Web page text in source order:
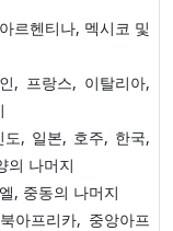
르헨티나, 멕시코 및
, 프랑스, 이탈리아,
도, 일본, 호주, 한국,
의 나머지
, 중동의 나머지
아프리카, 중앙아프